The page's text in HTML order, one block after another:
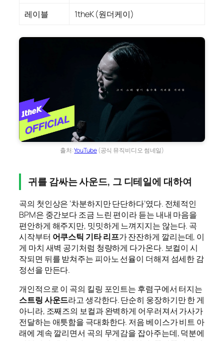
레이블
1theK (원더케이)
출처:YouTube(공식 뮤직비디오 썸네일)
귀를 감싸는 사운드, 그 디테일에 대하여
곡의 첫인상은 ‘차분하지만 단단하다’였다. 전체적인
BPM은 중간보다 조금 느린 편이라 듣는 내내 마음을
편안하게 해주지만, 밋밋하게 느껴지지는 않는다. 곡
시작부터 어쿠스틱 기타 리프가 잔잔하게 깔리는데, 이
게 마치 새벽 공기처럼 청량하게 다가온다. 보컬이 시
작되면 뒤를 받쳐주는 피아노 선율이 더해져 섬세한 감
정선을 만든다.
개인적으로 이 곡의 킬링 포인트는 후렴구에서 터지는
스트링 사운드라고 생각한다. 단순히 웅장하기만 한 게
아니라, 조째즈의 보컬과 완벽하게 어우러져서 가사가
전달하는 애틋함을 극대화한다. 저음 베이스가 비트 아
래에 계속 깔리면서 곡의 무게감을 잡아주는데, 덕분에